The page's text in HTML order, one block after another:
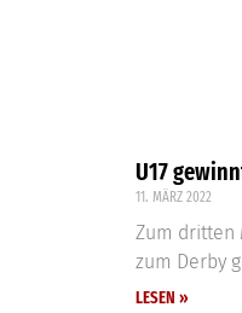
U17
11. MÄRZ 2022
Zum dritten
zum Derby
LESEN »